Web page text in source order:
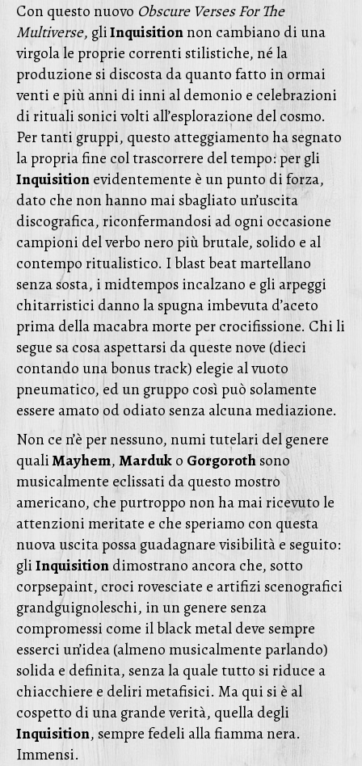
Con questo nuovo Obscure Verses For The
Multiverse, gliInquisitionnon cambiano di una
virgola le proprie correnti stilistiche, né la
produzione si discosta da quanto fatto in ormai
venti e più anni di inni al demonio e celebrazioni
di rituali sonici volti all’esplorazione del cosmo.
Per tanti gruppi, questo atteggiamento ha segnato
la propria fine col trascorrere del tempo: per gli
Inquisitionevidentemente è un punto di forza,
dato che non hanno mai sbagliato un’uscita
discografica, riconfermandosi ad ogni occasione
campioni del verbo nero più brutale, solido e al
contempo ritualistico. I blast beat martellano
senza sosta, i midtempos incalzano e gli arpeggi
chitarristici danno la spugna imbevuta d’aceto
prima della macabra morte per crocifissione. Chi li
segue sa cosa aspettarsi da queste nove (dieci
contando una bonus track) elegie al vuoto
pneumatico, ed un gruppo così può solamente
essere amato od odiato senza alcuna mediazione.
Non ce n’è per nessuno, numi tutelari del genere
qualiMayhem,Marduko Gorgorothsono
musicalmente eclissati da questo mostro
americano, che purtroppo non ha mai ricevuto le
attenzioni meritate e che speriamo con questa
nuova uscita possa guadagnare visibilità e seguito:
gliInquisitiondimostrano ancora che, sotto
corpsepaint, croci rovesciate e artifizi scenografici
grandguignoleschi, in un genere senza
compromessi come il black metal deve sempre
esserci un’idea (almeno musicalmente parlando)
solida e definita, senza la quale tutto si riduce a
chiacchiere e deliri metafisici. Ma qui si è al
cospetto di una grande verità, quella degli
Inquisition, sempre fedeli alla fiamma nera.
Immensi.